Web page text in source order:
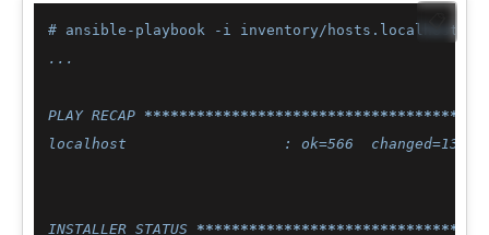
# ansible-playbook -i inventory/hosts.localhost
...
PLAY RECAP ************************************
localhost                  : ok=566  changed=138
INSTALLER STATUS ********************************
📋